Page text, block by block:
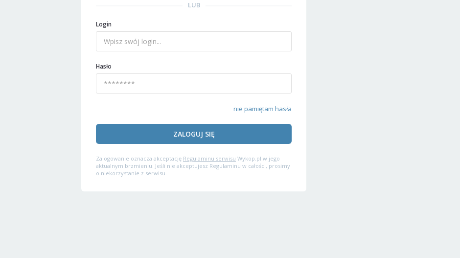
LUB
Login
Hasło
nie pamiętam hasła
ZALOGUJ SIĘ
Zalogowanie oznacza akceptację Regulaminu serwisu Wykop.pl w jego
aktualnym brzmieniu. Jeśli nie akceptujesz Regulaminu w całości, prosimy
o niekorzystanie z serwisu.